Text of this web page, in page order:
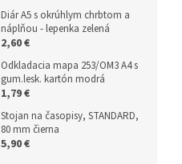
Diár A5 s okrúhlym chrbtom a
náplňou - lepenka zelená
2,60 €
Odkladacia mapa 253/OM3 A4 s
gum.lesk. kartón modrá
1,79 €
Stojan na časopisy, STANDARD,
80 mm čierna
5,90 €